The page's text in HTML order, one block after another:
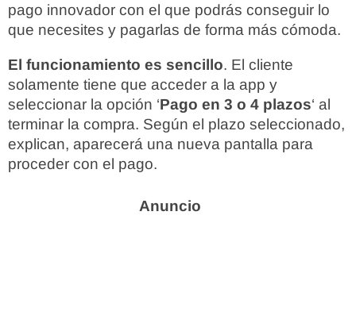
pago innovador con el que podrás conseguir lo
que necesites y pagarlas de forma más cómoda.
El funcionamiento es sencillo. El cliente
solamente tiene que acceder a la app y
seleccionar la opción ‘Pago en 3 o 4 plazos‘ al
terminar la compra. Según el plazo seleccionado,
explican, aparecerá una nueva pantalla para
proceder con el pago.